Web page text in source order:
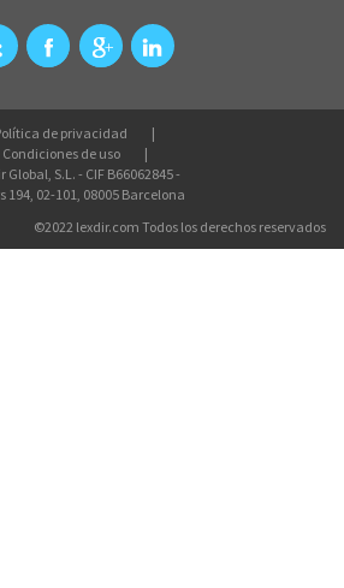
de privacidad
Condiciones de uso
Global, S.L. - CIF B66062845 -
194, 02-101, 08005 Barcelona
©2022 lexdir.com Todos los derechos reservados